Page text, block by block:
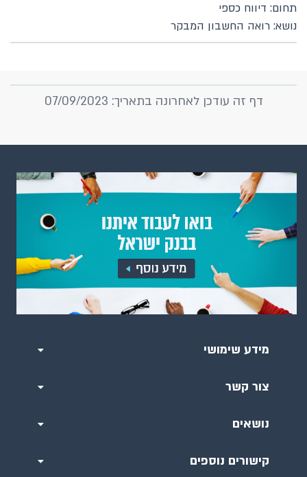
תחום: דיווח כספי
נושא: רואה החשבון המבקר
דף זה עודכן לאחרונה בתאריך: 07/09/2023
מידע שימושי
צור קשר
נושאים
קישורים נוספים